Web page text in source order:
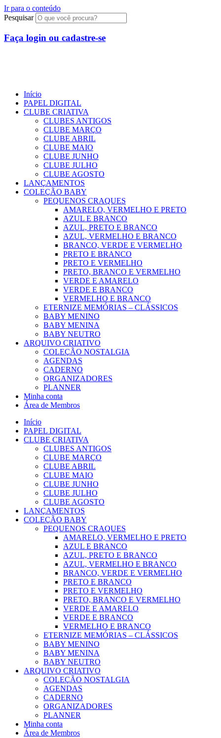
Ir para o conteúdo
Pesquisar
Faça login ou cadastre-se
Início
PAPEL DIGITAL
CLUBE CRIATIVA
CLUBES ANTIGOS
CLUBE MARÇO
CLUBE ABRIL
CLUBE MAIO
CLUBE JUNHO
CLUBE JULHO
CLUBE AGOSTO
LANÇAMENTOS
COLEÇÃO BABY
PEQUENOS CRAQUES
AMARELO, VERMELHO E PRETO
AZUL E BRANCO
AZUL, PRETO E BRANCO
AZUL, VERMELHO E BRANCO
BRANCO, VERDE E VERMELHO
PRETO E BRANCO
PRETO E VERMELHO
PRETO, BRANCO E VERMELHO
VERDE E AMARELO
VERDE E BRANCO
VERMELHO E BRANCO
ETERNIZE MEMÓRIAS – CLÁSSICOS
BABY MENINO
BABY MENINA
BABY NEUTRO
ARQUIVO CRIATIVO
COLEÇÃO NOSTALGIA
AGENDAS
CADERNO
ORGANIZADORES
PLANNER
Minha conta
Área de Membros
Início
PAPEL DIGITAL
CLUBE CRIATIVA
CLUBES ANTIGOS
CLUBE MARÇO
CLUBE ABRIL
CLUBE MAIO
CLUBE JUNHO
CLUBE JULHO
CLUBE AGOSTO
LANÇAMENTOS
COLEÇÃO BABY
PEQUENOS CRAQUES
AMARELO, VERMELHO E PRETO
AZUL E BRANCO
AZUL, PRETO E BRANCO
AZUL, VERMELHO E BRANCO
BRANCO, VERDE E VERMELHO
PRETO E BRANCO
PRETO E VERMELHO
PRETO, BRANCO E VERMELHO
VERDE E AMARELO
VERDE E BRANCO
VERMELHO E BRANCO
ETERNIZE MEMÓRIAS – CLÁSSICOS
BABY MENINO
BABY MENINA
BABY NEUTRO
ARQUIVO CRIATIVO
COLEÇÃO NOSTALGIA
AGENDAS
CADERNO
ORGANIZADORES
PLANNER
Minha conta
Área de Membros